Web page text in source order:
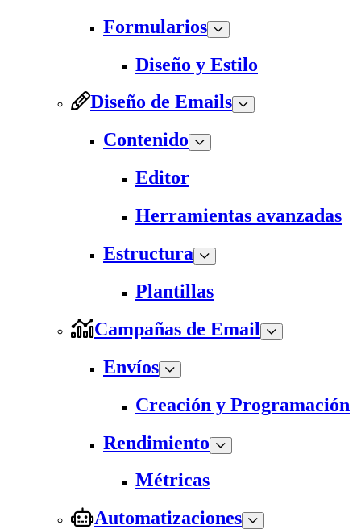
Formularios
Diseño y Estilo
Diseño de Emails
Contenido
Editor
Herramientas avanzadas
Estructura
Plantillas
Campañas de Email
Envíos
Creación y Programación
Rendimiento
Métricas
Automatizaciones